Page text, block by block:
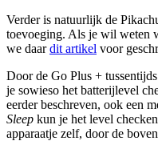
Verder is natuurlijk de
toevoeging. Als je wil weten
we daardit artikel voor
Door de Go Plus +
je sowieso het batterijlevel
eerder beschreven, ook een
Sleep kun je het level
apparaatje zelf, door de